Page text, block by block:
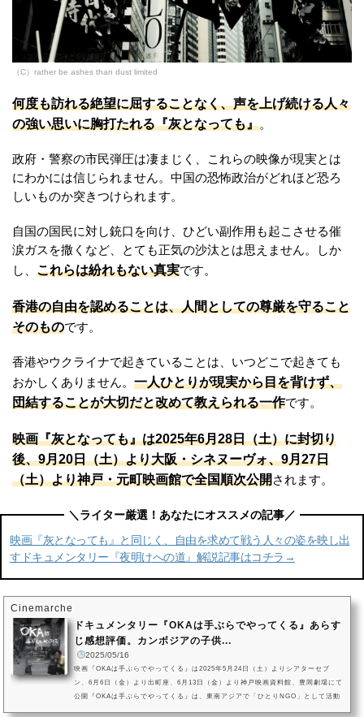
（C）rather be ashes than dust limited
何度も訪れる絶望に屈することなく、声を上げ続ける人々
の強い思いに胸打たれる『灰となっても』。
政府・警察の市民弾圧は凄まじく、これらの映像が現実とは
にわかには信じられません。中国の恐怖政治がどれほど恐ろ
しいものか突きつけられます。
自国の国民に対し銃口を向け、ひどい副作用も起こさせる催
涙ガスを撒くなど、とても正気の沙汰とは思えません。しか
し、 これらは紛れもない真実です。
香港の自由を認めることは、人間としての尊厳を守ること
そのものです。
香港やウクライナで起きていることは、いつどこで起きても
おかしくありません。 一人ひとりが現実から目を背けず、
団結することが大切だと改めて教えられる一作です。
映画『灰となっても』は2025年6月28日（土）に封切り
後、9月20日（土）より大阪・シネヌーヴォ、9月27日
（土）より神戸・元町映画館で全国順次公開されます。
映画『灰となっても』と同じく、自由を求めて戦う人々の姿を映し出
すドキュメンタリー『夜明けへの道』解説記事はコチラ→
Cinemarche
ドキュメンタリー『OKAは手ぶらでやってくる』あらす
じ感想評価。カンボジアの子供...
2025/05/16
映画『OKAは手ぶらでやってくる』は2025年5月24日（土）よりシアターセブ
ン、6月6日（金）より出町座、6月13日（金）より神戸映画資料館、豊岡劇場にて
公開『OKAは手ぶらでやってくる』は、東南アジアで「ひとりNGO」として活動